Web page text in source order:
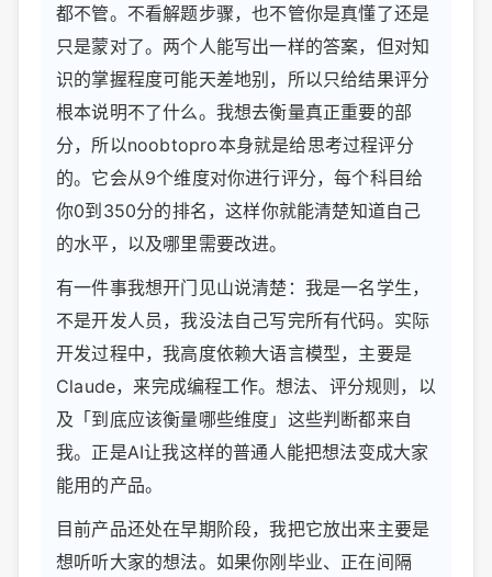
都不管。不看解题步骤，也不管你是真懂了还是
只是蒙对了。两个人能写出一样的答案，但对知
识的掌握程度可能天差地别，所以只给结果评分
根本说明不了什么。我想去衡量真正重要的部
分，所以noobtopro本身就是给思考过程评分
的。它会从9个维度对你进行评分，每个科目给
你0到350分的排名，这样你就能清楚知道自己
的水平，以及哪里需要改进。
有一件事我想开门见山说清楚：我是一名学生，
不是开发人员，我没法自己写完所有代码。实际
开发过程中，我高度依赖大语言模型，主要是
Claude，来完成编程工作。想法、评分规则，以
及「到底应该衡量哪些维度」这些判断都来自
我。正是AI让我这样的普通人能把想法变成大家
能用的产品。
目前产品还处在早期阶段，我把它放出来主要是
想听听大家的想法。如果你刚毕业、正在间隔